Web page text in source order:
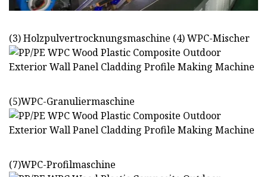
(3) Holzpulvertrocknungsmaschine (4) WPC-Mischer
(5)WPC-Granuliermaschine
(7)WPC-Profilmaschine